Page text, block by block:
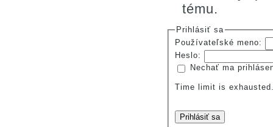
tému.
Prihlásiť sa
Používateľské meno:
Heslo:
Nechať ma
Time limit is
Prihlásiť sa